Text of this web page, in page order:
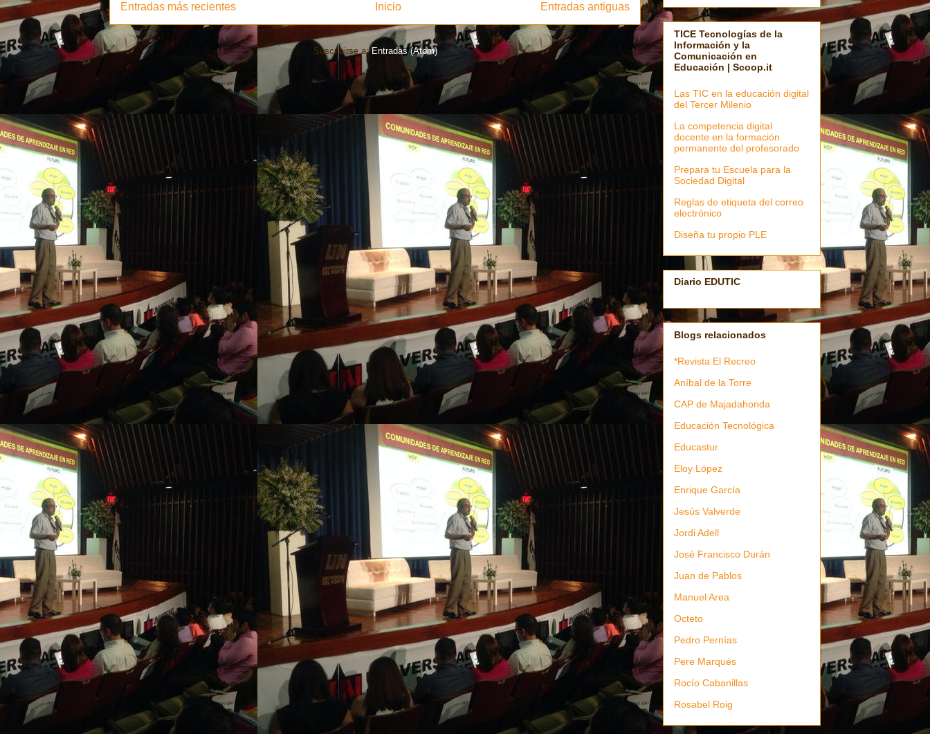
Entradas más recientes Entradas antiguas
Inicio
Suscribirse a:Entradas (Atom)
TICE Tecnologías de la
Información y la
Comunicación en
Educación | Scoop.it
Las TIC en la educación digital
del Tercer Milenio
La competencia digital
docente en la formación
permanente del profesorado
Prepara tu Escuela para la
Sociedad Digital
Reglas de etiqueta del correo
electrónico
Diseña tu propio PLE
Diario EDUTIC
Blogs relacionados
*Revista El Recreo
Aníbal de la Torre
CAP de Majadahonda
Educación Tecnológica
Educastur
Eloy López
Enrique García
Jesús Valverde
Jordi Adell
José Francisco Durán
Juan de Pablos
Manuel Area
Octeto
Pedro Pernías
Pere Marqués
Rocío Cabanillas
Rosabel Roig